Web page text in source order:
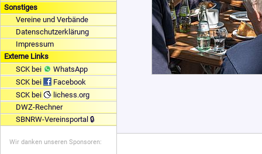
Sonstiges
Vereine und Verbände
Datenschutzerklärung
Impressum
Externe Links
SCK bei
WhatsApp
SCK bei
Facebook
SCK bei
lichess.org
DWZ-Rechner
SBNRW-Vereinsportal 🔒
Wir danken unseren Sponsoren: